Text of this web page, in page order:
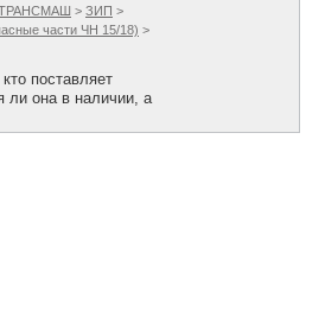
> ЗИП >
части ЧН 15/18) >
поставляет
ли она в наличии, а